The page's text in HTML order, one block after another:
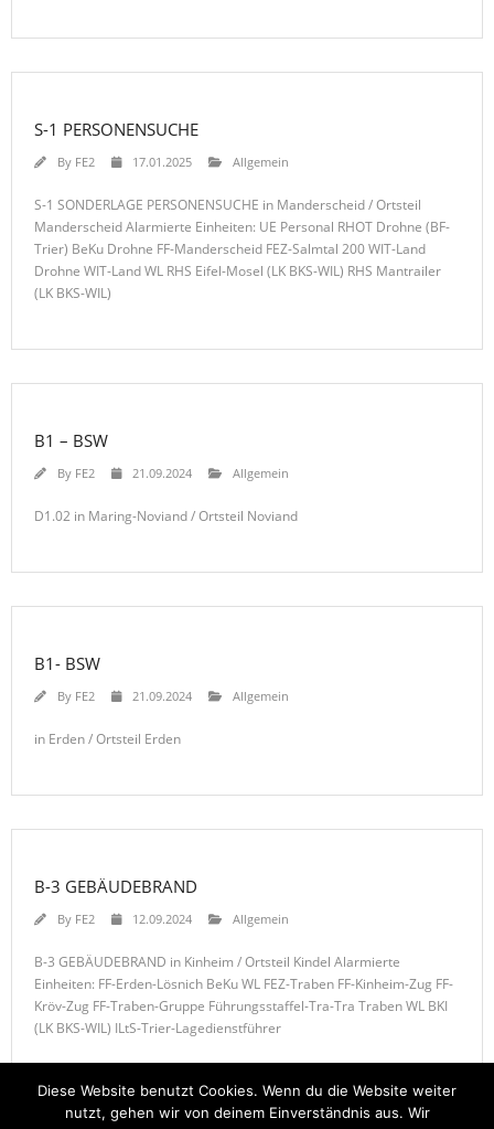
S-1 PERSONENSUCHE
By FE2 17.01.2025 Allgemein
S-1 SONDERLAGE PERSONENSUCHE in Manderscheid / Ortsteil
Manderscheid Alarmierte Einheiten: UE Personal RHOT Drohne (BF-
Trier) BeKu Drohne FF-Manderscheid FEZ-Salmtal 200 WIT-Land
Drohne WIT-Land WL RHS Eifel-Mosel (LK BKS-WIL) RHS Mantrailer
(LK BKS-WIL)
B1 – BSW
By FE2 21.09.2024 Allgemein
D1.02 in Maring-Noviand / Ortsteil Noviand
B1- BSW
By FE2 21.09.2024 Allgemein
in Erden / Ortsteil Erden
B-3 GEBÄUDEBRAND
By FE2 12.09.2024 Allgemein
B-3 GEBÄUDEBRAND in Kinheim / Ortsteil Kindel Alarmierte
Einheiten: FF-Erden-Lösnich BeKu WL FEZ-Traben FF-Kinheim-Zug FF-
Kröv-Zug FF-Traben-Gruppe Führungsstaffel-Tra-Tra Traben WL BKI
(LK BKS-WIL) ILtS-Trier-Lagedienstführer
Diese Website benutzt Cookies. Wenn du die Website weiter
nutzt, gehen wir von deinem Einverständnis aus. Wir